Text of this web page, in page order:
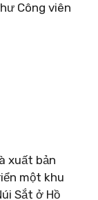
Công viên
xuất bản
một khu
Sắt ở Hồ